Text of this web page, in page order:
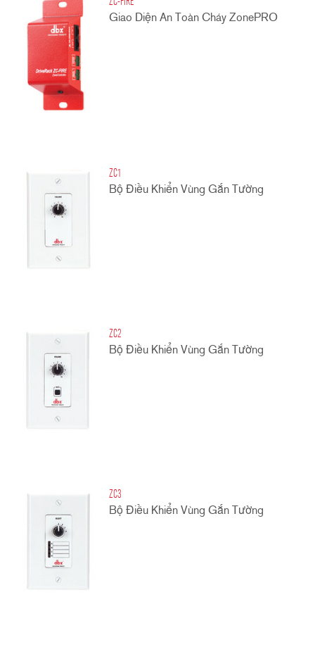
Giao Diện An Toàn Cháy ZonePRO
ZC1
Bộ Điều Khiển Vùng Gắn Tường
ZC2
Bộ Điều Khiển Vùng Gắn Tường
ZC3
Bộ Điều Khiển Vùng Gắn Tường